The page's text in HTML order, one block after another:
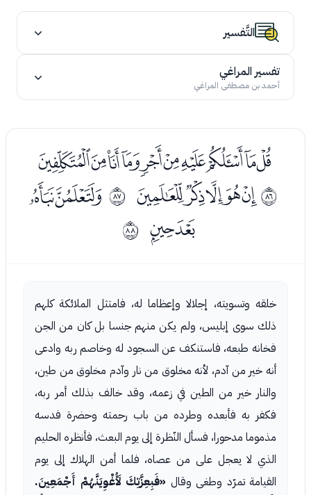
التَّفسير
تفسير المراغي
أحمد بن مصطفى المراغي
ﭞﭟﭠﭡﭢﭣﭤﭥﭦﭧ
ﱕﭩﭪﭫﭬﭭ ﱖ ﭯﭰ
ﭱﭲ ﱗ
خلقه وتسويته، إجلالا وإعظاما له، فامتثل الملائكة كلهم
ذلك سوى إبليس، ولم يكن منهم جنسا بل كان من الجن
فخانه طبعه، فاستنكف عن السجود له وخاصم ربه وادعى
أنه خير من آدم، لأنه مخلوق من نار وآدم مخلوق من طين،
والنار خير من الطين في زعمه، وقد خالف بذلك أمر ربه،
فكفر به فأبعده وطرده من باب رحمته وحضرة فدسه
مذموما مدحورا، فسأل النّظرة إلى يوم البعث، فأنظره الحليم
الذي لا يعجل على من عصاه، فلما أمن الهلاك إلى يوم
القيامة تمرّد وطغى وقال «فَبِعِزَّتِكَ لَأُغْوِيَنَّهُمْ أَجْمَعِينَ.